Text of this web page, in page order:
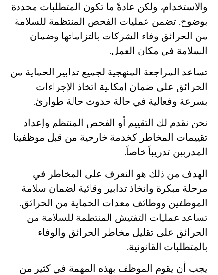
والاستخدام، ولكن عادةً ما تكون المتطلبات محددة
بوضوح. تضمن عمليات الفحص المنتظمة للسلامة
من الحرائق وفاء الشركات بالتزاماتها وضمان
السلامة في مكان العمل.
تساعد المراجعة المنهجية لجميع تدابير الحماية من
الحرائق على ضمان إمكانية اتخاذ الإجراءات
بسرعة وفعالية في حالة حدوث حالة طوارئ.
نحن نقدم لك التقييم أو الفحص المنتظم وإعداد
تقييمات المخاطر كخدمة خارجية من قبل موظفينا
المدربين تدريباً خاصاً.
الهدف من ذلك هو التعرف على المخاطر في
مرحلة مبكرة واتخاذ تدابير وقائية لضمان سلامة
الموظفين ووظائف معدات الحماية من الحرائق.
تساعد عمليات التفتيش المنتظمة للسلامة من
الحرائق على تقليل مخاطر الحرائق والوفاء
بالمتطلبات القانونية.
يجب أن يقوم الموظف بهذه المهمة في كثير من